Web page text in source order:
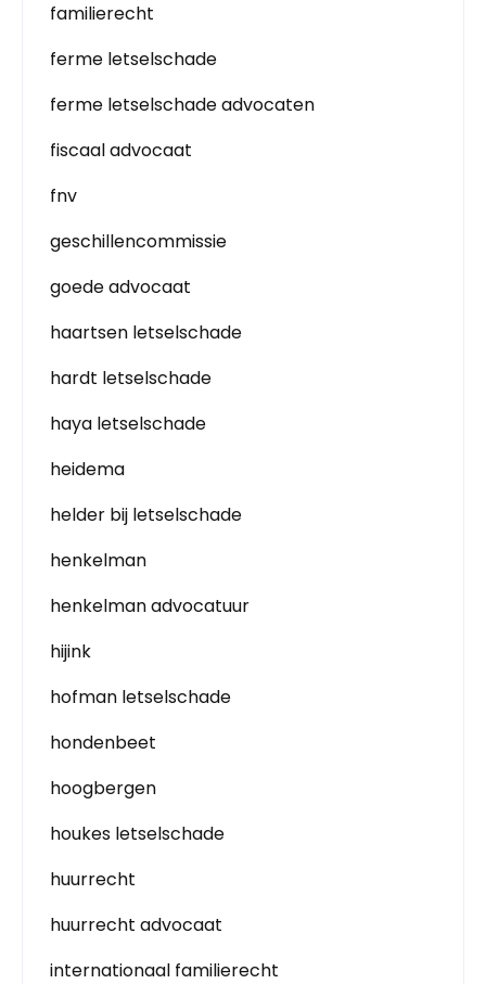
familierecht
ferme letselschade
ferme letselschade advocaten
fiscaal advocaat
fnv
geschillencommissie
goede advocaat
haartsen letselschade
hardt letselschade
haya letselschade
heidema
helder bij letselschade
henkelman
henkelman advocatuur
hijink
hofman letselschade
hondenbeet
hoogbergen
houkes letselschade
huurrecht
huurrecht advocaat
internationaal familierecht